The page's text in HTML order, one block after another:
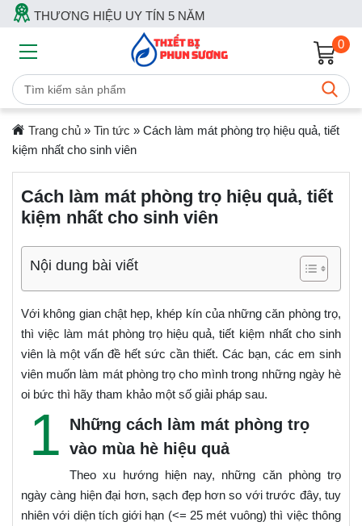
THƯƠNG HIỆU UY TÍN 5 NĂM
0
Trang chủ» Tin tức » Cách làm mát phòng trọ hiệu quả, tiết
kiệm nhất cho sinh viên
Cách làm mát phòng trọ hiệu quả, tiết
kiệm nhất cho sinh viên
Nội dung bài viết
Với không gian chật hẹp, khép kín của những căn phòng trọ,
thì việc làm mát phòng trọ hiệu quả, tiết kiệm nhất cho sinh
viên là một vấn đề hết sức cần thiết. Các bạn, các em sinh
viên muốn làm mát phòng trọ cho mình trong những ngày hè
oi bức thì hãy tham khảo một số giải pháp sau.
1
Những cách làm mát phòng trọ
vào mùa hè hiệu quả
Theo xu hướng hiện nay, những căn phòng trọ
ngày càng hiện đại hơn, sạch đẹp hơn so với trước đây, tuy
nhiên với diện tích giới hạn (<= 25 mét vuông) thì việc thông